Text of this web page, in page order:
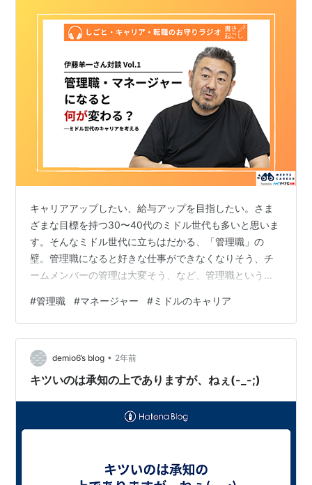
キャリアアップしたい、給与アップを目指したい。さま
ざまな目標を持つ30〜40代のミドル世代も多いと思いま
す。そんなミドル世代に立ちはだかる、「管理職」の
壁。管理職になると好きな仕事ができなくなりそう、チ
ームメンバーの管理は大変そう、など、管理職という肩
うか？今回は、マイナビ転職が送るVoicyチャンネル「し
ごと・転職・キャリアのお守りラジオ」で、著書『1分で
話せ』（SBクリエイティブ）などでおなじみの伊藤羊一
さんをゲストに迎えた対談のログをお届け。「管理職に
なると仕事がどう変わるのか」「誤解されがちな管理職
#管理職 #マネージャー #ミドルのキャリア
demio6’s blog • 2年前
キツいのは承知の上でありますが、ねぇ(-_-;)